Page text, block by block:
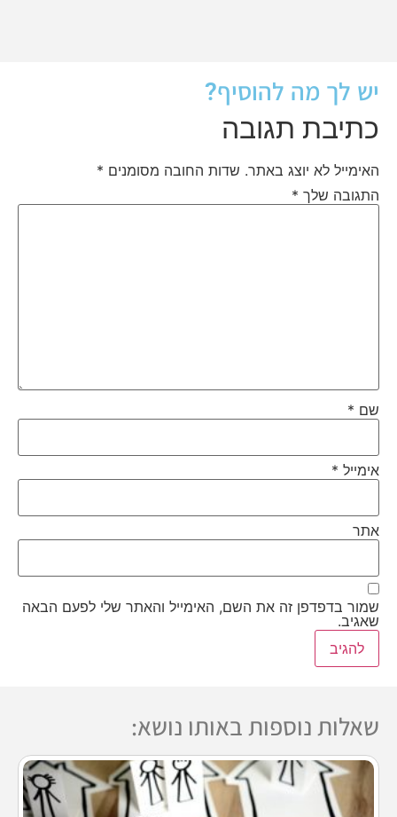
יש לך מה להוסיף?
כתיבת תגובה
האימייל לא יוצג באתר. שדות החובה מסומנים *
התגובה שלך *
שם *
אימייל *
אתר
שמור בדפדפן זה את השם, האימייל והאתר שלי לפעם הבאה
שאגיב.
שאלות נוספות באותו נושא: